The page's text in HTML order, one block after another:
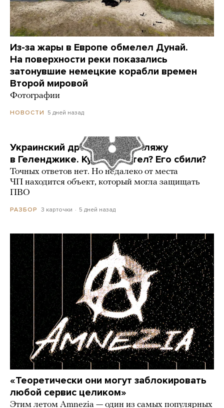
Из-за жары в Европе обмелел Дунай.
На поверхности реки показались
затонувшие немецкие корабли времен
Второй мировой
Фотографии
НОВОСТИ 5 дней назад
Украинский дрон попал по пляжу
в Геленджике. Куда он летел? Его сбили?
Точных ответов нет. Но недалеко от места
ЧП находится объект, который могла защищать
ПВО
РАЗБОР 3 карточки 5 дней назад
«Теоретически они могут заблокировать
любой сервис целиком»
Этим летом Amnezia — один из самых популярных